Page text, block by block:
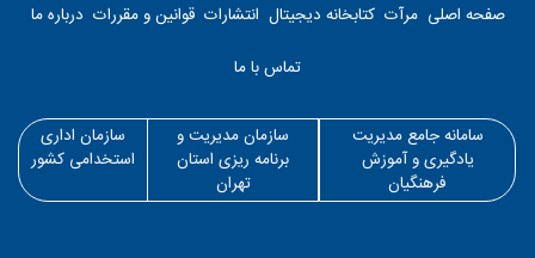
صفحه اصلی مرآت کتابخانه دیجیتال انتشارات قوانین و مقررات درباره ما
تماس با ما
سامانه جامع مدیریت
یادگیری و آموزش
فرهنگیان
سازمان مدیریت و
برنامه ریزی استان
تهران
سازمان اداری
استخدامی کشور